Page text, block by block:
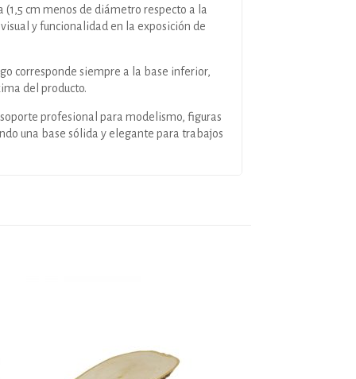
cm menos de diámetro respecto a la
y funcionalidad en la exposición de
corresponde siempre a la base inferior,
del producto.
profesional para modelismo, figuras
una base sólida y elegante para trabajos